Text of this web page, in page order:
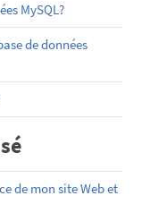
MySQL?
de données
de mon site Web et